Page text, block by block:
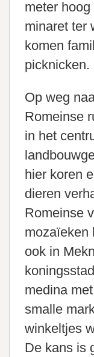
meter
minaret ter
komen
picknicken.
Op weg
Romeinse
in het
hier koren
dieren
Romeinse
mozaïeken
ook in
medina
smalle
winkeltjes
De kans is